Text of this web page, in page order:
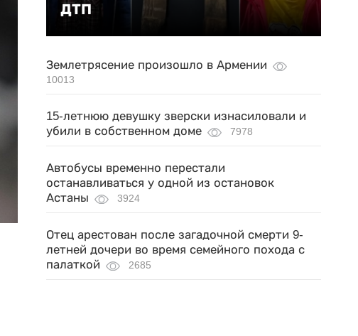
ДТП
Землетрясение произошло в Армении
10013
15-летнюю девушку зверски изнасиловали и
убили в собственном доме
7978
Автобусы временно перестали
останавливаться у одной из остановок
Астаны
3924
Отец арестован после загадочной смерти 9-
летней дочери во время семейного похода с
палаткой
2685